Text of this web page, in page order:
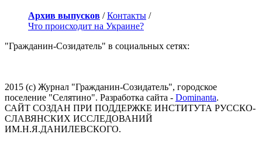
Архив выпусков /Контакты /
Что происходит на Украине?
"Гражданин-Созидатель" в социальных сетях:
2015 (с) Журнал "Гражданин-Созидатель", городское
поселение "Селятино". Разработка сайта - Dominanta.
САЙТ СОЗДАН ПРИ ПОДДЕРЖКЕ ИНСТИТУТА РУССКО-
СЛАВЯНСКИХ ИССЛЕДОВАНИЙ
ИМ.Н.Я.ДАНИЛЕВСКОГО.